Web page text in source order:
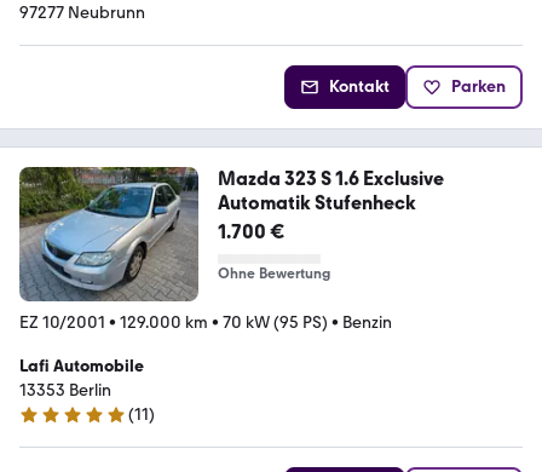
97277 Neubrunn
Kontakt Parken
Mazda 323 S 1.6 Exclusive
Automatik Stufenheck
1.700 €
Ohne Bewertung
EZ 10/2001 • 129.000 km • 70 kW (95 PS) • Benzin
Lafi Automobile
13353 Berlin
5 Sterne
(11)